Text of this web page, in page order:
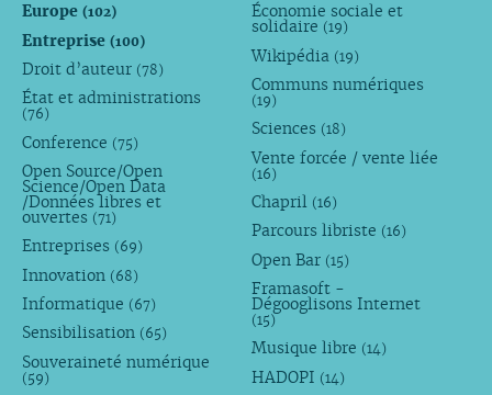
Europe (102)
Entreprise (100)
Droit d’auteur (78)
État et administrations
(76)
Conference (75)
Open Source/Open
Science/Open Data
/Données libres et
ouvertes (71)
Entreprises (69)
Innovation (68)
Informatique (67)
Sensibilisation (65)
Souveraineté numérique
(59)
Économie sociale et
solidaire (19)
Wikipédia (19)
Communs numériques
(19)
Sciences (18)
Vente forcée / vente liée
(16)
Chapril (16)
Parcours libriste (16)
Open Bar (15)
Framasoft -
Dégooglisons Internet
(15)
Musique libre (14)
HADOPI (14)